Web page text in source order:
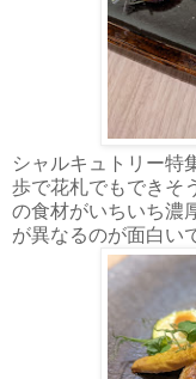
シャルキュトリー特
歩で花札でもできそ
の食材がいちいち濃
が異なるのが面白い